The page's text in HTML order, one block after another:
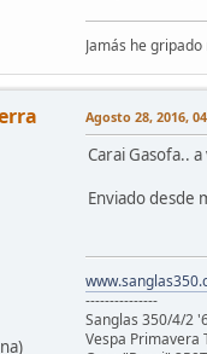
Jamás he
Agosto 28, 2016,
Carai Gasofa..
Enviado desde
---------------
Sanglas 350/4/2
Vespa Primavera